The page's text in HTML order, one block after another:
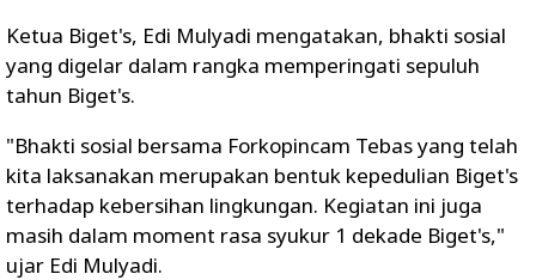
Ketua Biget's, Edi Mulyadi mengatakan, bhakti sosial
yang digelar dalam rangka memperingati sepuluh
tahun Biget's.
"Bhakti sosial bersama Forkopincam Tebas yang telah
kita laksanakan merupakan bentuk kepedulian Biget's
terhadap kebersihan lingkungan. Kegiatan ini juga
masih dalam moment rasa syukur 1 dekade Biget's,"
ujar Edi Mulyadi.